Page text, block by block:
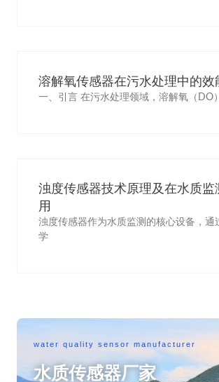
溶解氧传感器在污水处理中的效
一、引言 在污水处理领域，溶解氧（DO
浊度传感器技术原理及在水质监
用
浊度传感器作为水质监测的核心设备，通
学
water quality sensor manufacturer
水质传感器厂家